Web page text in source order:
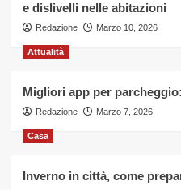
e dislivelli nelle abitazioni
Redazione Marzo 10, 2026
Attualità
Migliori app per
Redazione Marzo 7, 2026
Casa
Inverno in città, come